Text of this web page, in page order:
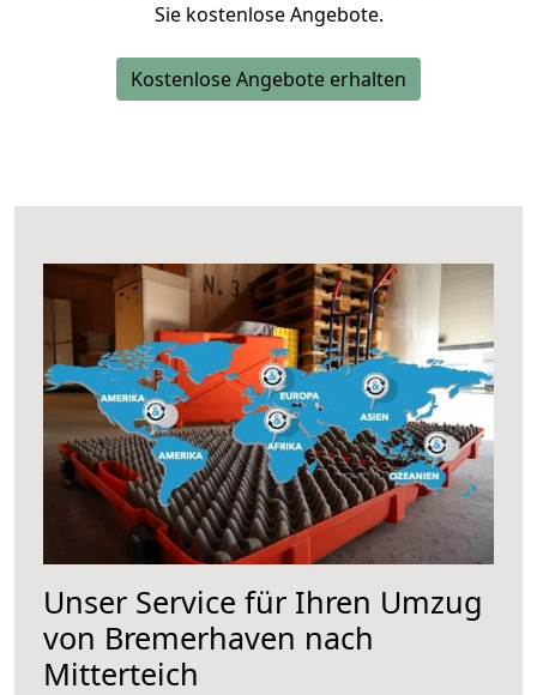
Sie kostenlose Angebote.
Kostenlose Angebote erhalten
Unser Service für Ihren Umzug
von Bremerhaven nach
Mitterteich